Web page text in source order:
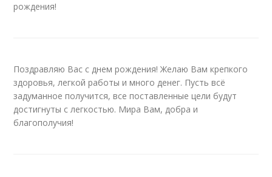
рождения!
Поздравляю Вас с днем рождения! Желаю Вам крепкого
здоровья, легкой работы и много денег. Пусть всё
задуманное получится, все поставленные цели будут
достигнуты с легкостью. Мира Вам, добра и
благополучия!